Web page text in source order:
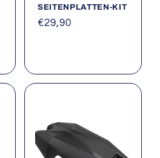
SEITENPLATTEN-KIT
Normaler
€29,90